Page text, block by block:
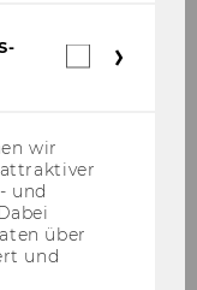
auf das
in
der el
Bibliothek<br
wir
und
über
und